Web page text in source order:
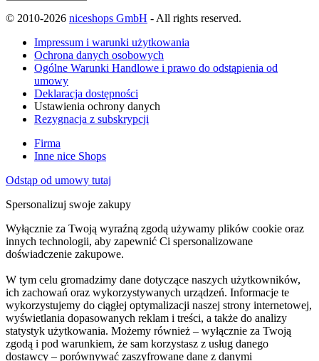
© 2010-2026 niceshops GmbH - All rights reserved.
Impressum i warunki użytkowania
Ochrona danych osobowych
Ogólne Warunki Handlowe i prawo do odstąpienia od
umowy
Deklaracja dostępności
Ustawienia ochrony danych
Rezygnacja z subskrypcji
Firma
Inne nice Shops
Odstąp od umowy tutaj
Spersonalizuj swoje zakupy
Wyłącznie za Twoją wyraźną zgodą używamy plików cookie oraz
innych technologii, aby zapewnić Ci spersonalizowane
doświadczenie zakupowe.
W tym celu gromadzimy dane dotyczące naszych użytkowników,
ich zachowań oraz wykorzystywanych urządzeń. Informacje te
wykorzystujemy do ciągłej optymalizacji naszej strony internetowej,
wyświetlania dopasowanych reklam i treści, a także do analizy
statystyk użytkowania. Możemy również – wyłącznie za Twoją
zgodą i pod warunkiem, że sam korzystasz z usług danego
dostawcy – porównywać zaszyfrowane dane z danymi